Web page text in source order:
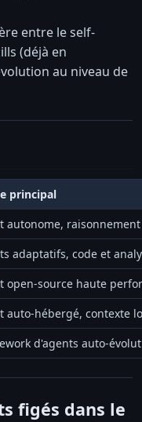
entre le self-
(déjà en
au niveau de
principal
autonome,
adaptatifs, code et
open-source haute
auto-hébergé, contexte
d'agents auto-
figés dans le